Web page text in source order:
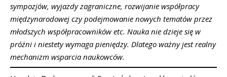
sympozjów, wyjazdy zagraniczne, rozwijanie współpracy
międzynarodowej czy podejmowanie nowych tematów przez
młodszych współpracowników etc. Nauka nie dzieje się w
próżni i niestety wymaga pieniędzy. Dlatego ważny jest realny
mechanizm wsparcia naukowców.